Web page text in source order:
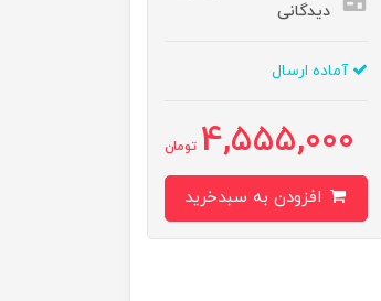
دیدگانی
آماده ارسال
4,555,000 تومان